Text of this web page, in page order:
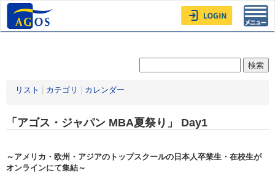
リスト カテゴリ カレンダー
「アゴス・ジャパン MBA夏祭り」 Day1
～アメリカ・欧州・アジアのトップスクールの日本人卒業生・在校生が
オンラインにて集結～